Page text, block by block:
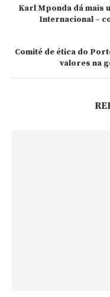
Karl Mponda dá mais
Internacional –
Comité de ética do
valores na